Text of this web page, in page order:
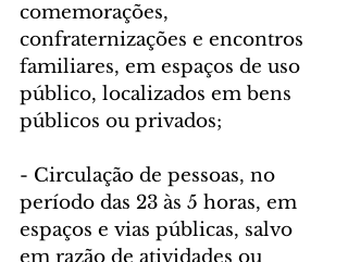
comemorações,
confraternizações e encontros
familiares, em espaços de uso
público, localizados em bens
públicos ou privados;
- Circulação de pessoas, no
período das 23 às 5 horas, em
espaços e vias públicas, salvo